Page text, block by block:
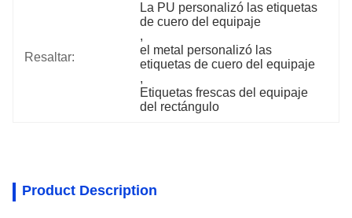
Resaltar:
La PU personalizó las etiquetas
de cuero del equipaje
,
el metal personalizó las
etiquetas de cuero del equipaje
,
Etiquetas frescas del equipaje
del rectángulo
Product Description